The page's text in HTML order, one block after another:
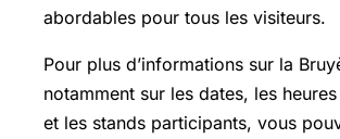
abordables pour tous les visiteurs.
Pour plus d’informations sur la
notamment sur les dates, les heures
et les stands participants, vous